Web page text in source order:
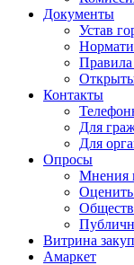
Документы
Устав
Правила
Контакты
Для
Для
Опросы
Мнения
Оценить
Витрина
Амаркет